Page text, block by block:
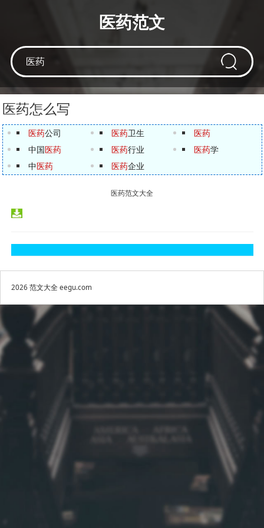
医药范文
医药怎么写
医药公司 医药卫生
医药
中国医药 医药行业 医药学
中医药 医药企业
医药范文大全
2026 范文大全eegu.com